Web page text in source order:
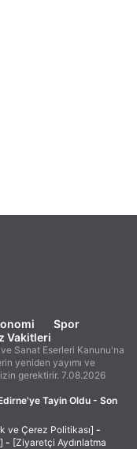
Spor
Vakitleri
Sanat Eserleri Kanunu'na
yeniden yayımı ve
izin gerektirir. 7.08.2026
Tayin Oldu - Son
ve Çerez Politikası] -
- [Ziyaretçi Aydınlatma